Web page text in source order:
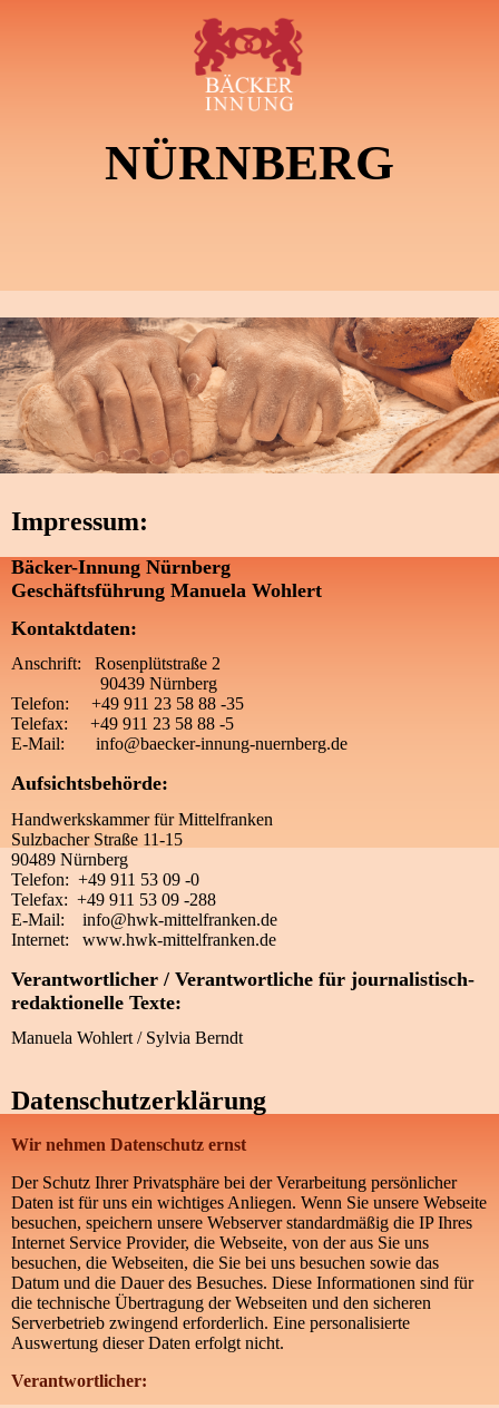
NÜRNBERG
Impressum:
Bäcker-Innung Nürnberg
Geschäftsführung Manuela Wohlert
Kontaktdaten:
Anschrift: Rosenplütstraße 2
90439 Nürnberg
Telefon: +49 911 23 58 88 -35
Telefax: +49 911 23 58 88 -5
E-Mail: info@baecker-innung-nuernberg.de
Aufsichtsbehörde:
Handwerkskammer für Mittelfranken
Sulzbacher Straße 11-15
90489 Nürnberg
Telefon: +49 911 53 09 -0
Telefax: +49 911 53 09 -288
E-Mail: info@hwk-mittelfranken.de
Internet: www.hwk-mittelfranken.de
Verantwortlicher / Verantwortliche für journalistisch-
redaktionelle Texte:
Manuela Wohlert / Sylvia Berndt
Datenschutz­erklärung
Wir nehmen Datenschutz ernst
Der Schutz Ihrer Privatsphäre bei der Verarbeitung persönlicher
Daten ist für uns ein wichtiges Anliegen. Wenn Sie unsere Webseite
besuchen, speichern unsere Webserver standardmäßig die IP Ihres
Internet Service Provider, die Webseite, von der aus Sie uns
besuchen, die Webseiten, die Sie bei uns besuchen sowie das
Datum und die Dauer des Besuches. Diese Informationen sind für
die technische Übertragung der Webseiten und den sicheren
Serverbetrieb zwingend erforderlich. Eine personalisierte
Auswertung dieser Daten erfolgt nicht.
Verantwortlicher: